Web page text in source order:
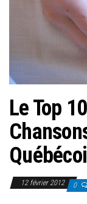
Le Top
12 février 2012 0